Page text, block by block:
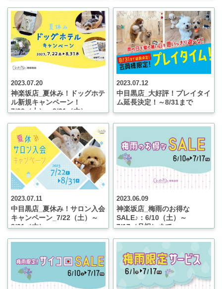
2023.07.20
神楽坂店_夏休み！ドッグホテ
ル新規キャンペーン！
7/22（土）～8/31（木）
2023.07.12
中目黒店_大好評！プレイタイ
ム延長決定！～8/31まで
2023.07.11
中目黒店_夏休み！サロン入会
キャンペーン_7/22（土）～
8/31（木）
2023.06.09
神楽坂店_梅雨のお得な
SALE♪：6/10（土）～
7/17（月祝）まで